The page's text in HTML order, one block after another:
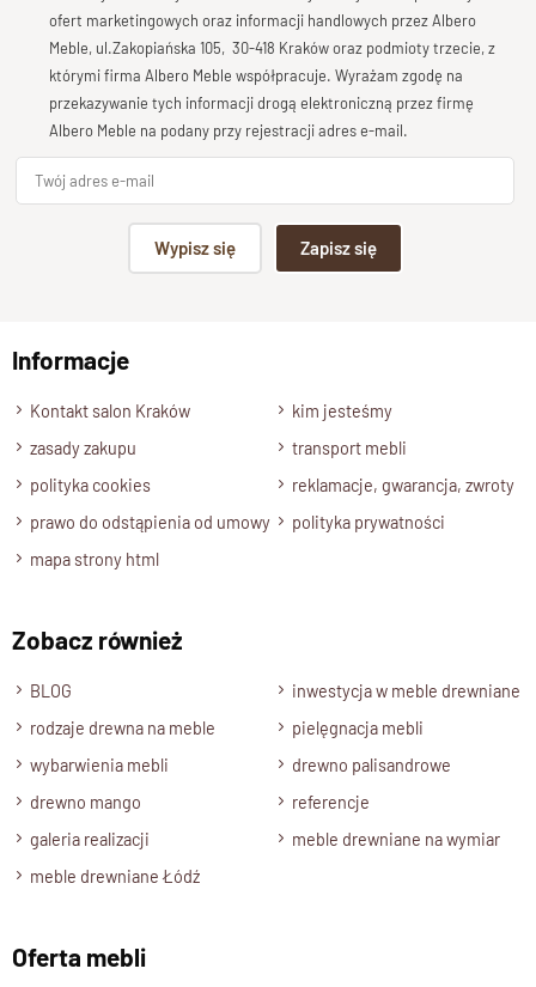
pełnić również funkcję szafy na pościel czy dokumenty. Forma
wąskiego słupka sprawia, że klienci wybierają go równieżdo
łazienkina kosmetyki czy ręczniki.Pięknie prezentuje się z
meblami zkolekcji Classicoraz komodą do łazienki zserii
Orissa.
Kluczowe Cechy:
Wąska, płytka szafa z litego
drewna palisandru
wewnętrzne półki
Dostępne kolory
: brąz, ciemny brąz, palisander
naturalny
Wszechstronność: idealna do przechowywania ubrań,
pościeli, dokumentów, kosmetyków i ręczników
oferując elegancję i funkcjonalność.
Specyfikacja techniczna produktu
Materiał
Drewno 100% Palisander Indyjski
Wykończenie
Lakier półmatowy
Styl
Bardzo dobry
Twoja opinia o produkcie
Podpis
Wyślij opinię
ofert marketingowych oraz informacji handlowych przez Albero
Meble, ul.Zakopiańska 105, 30-418 Kraków oraz podmioty trzecie, z
którymi firma Albero Meble współpracuje. Wyrażam zgodę na
przekazywanie tych informacji drogą elektroniczną przez firmę
Albero Meble na podany przy rejestracji adres e-mail.
Wypisz się Zapisz się
Informacje
Kontakt salon Kraków
kim jesteśmy
zasady zakupu
transport mebli
polityka cookies
reklamacje, gwarancja, zwroty
prawo do odstąpienia od umowy
polityka prywatności
mapa strony html
Zobacz również
BLOG
inwestycja w meble drewniane
rodzaje drewna na meble
pielęgnacja mebli
wybarwienia mebli
drewno palisandrowe
drewno mango
referencje
galeria realizacji
meble drewniane na wymiar
meble drewniane Łódź
Oferta mebli